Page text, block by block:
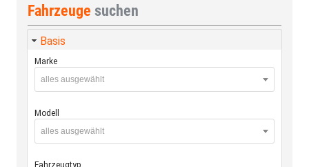
Fahrzeuge suchen
Basis
Marke
alles ausgewählt
Modell
alles ausgewählt
Fahrzeugtyp